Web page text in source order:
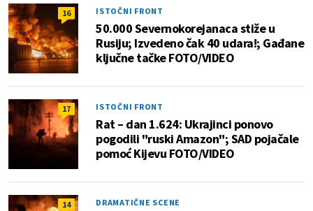
16 ISTOČNI FRONT
50.000 Severnokorejanaca stiže u
Rusiju; Izvedeno čak 40 udara!; Gađane
ključne tačke FOTO/VIDEO
17 ISTOČNI FRONT
Rat – dan 1.624: Ukrajinci ponovo
pogodili "ruski Amazon"; SAD pojačale
pomoć Kijevu FOTO/VIDEO
14 DRAMATIČNE SCENE